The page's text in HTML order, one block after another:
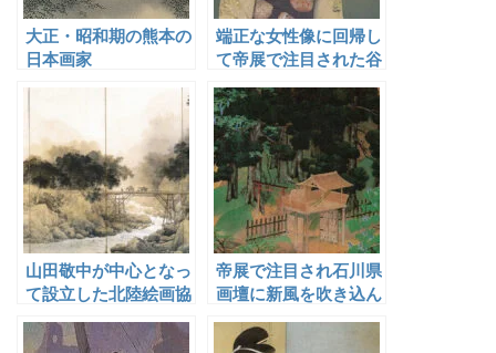
大正・昭和期の熊本の
日本画家
端正な女性像に回帰し
て帝展で注目された谷
角日沙春
山田敬中が中心となっ
て設立した北陸絵画協
会
帝展で注目され石川県
画壇に新風を吹き込ん
だが４５歳で没した田
村彩天